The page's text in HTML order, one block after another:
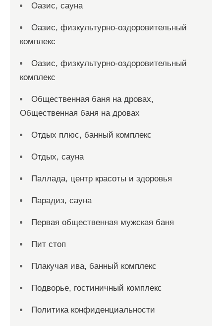
Оазис, сауна
Оазис, физкультурно-оздоровительный
комплекс
Оазис, физкультурно-оздоровительный
комплекс
Общественная баня на дровах,
Общественная баня на дровах
Отдых плюс, банный комплекс
Отдых, сауна
Паллада, центр красоты и здоровья
Парадиз, сауна
Первая общественная мужская баня
Пит стоп
Плакучая ива, банный комплекс
Подворье, гостиничный комплекс
Политика конфиденциальности